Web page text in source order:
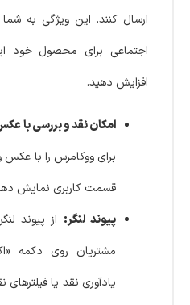
ارسال کنند. این ویژگی به
اجتماعی برای محصول خود
افزایش دهید.
امکان نقد و بررسی با
برای ووکامرس را با عکس
قسمت کاربری نمایش
پیوند لنگر: از پیوند
مشتریان روی دکمه
یادآوری نقد یا